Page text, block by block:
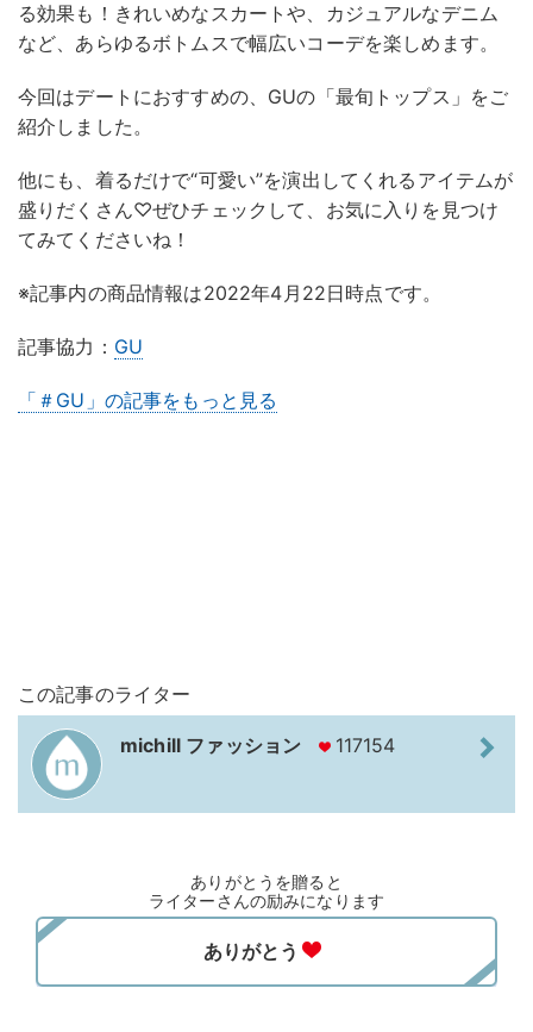
る効果も！きれいめなスカートや、カジュアルなデニム
など、あらゆるボトムスで幅広いコーデを楽しめます。
今回はデートにおすすめの、GUの「最旬トップス」をご
紹介しました。
他にも、着るだけで“可愛い”を演出してくれるアイテムが
盛りだくさん♡ぜひチェックして、お気に入りを見つけ
てみてくださいね！
※記事内の商品情報は2022年4月22日時点です。
記事協力： GU
「＃GU」の記事をもっと見る
この記事のライター
michill ファッション 117154
ありがとうを贈ると
ライターさんの励みになります